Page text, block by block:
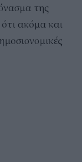
της
ακόμα και